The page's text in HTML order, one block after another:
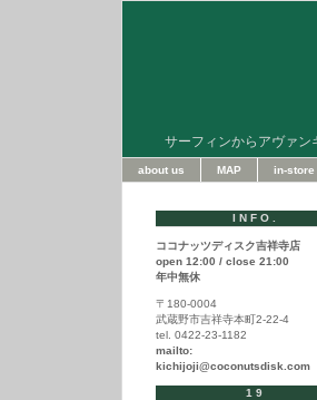
サーフィンからアヴァ
about us MAP in-
INFO.
ココナッツディスク吉祥寺店
open 12:00 / close 21:00
年中無休
〒180-0004
武蔵野市吉祥寺本町2-22-4
tel. 0422-23-1182
mailto:
kichijoji@coconutsdisk.com
19